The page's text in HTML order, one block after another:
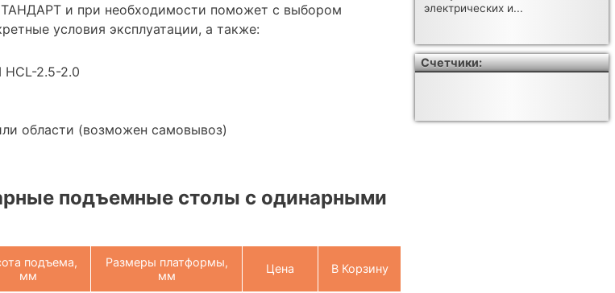
и при необходимости поможет с выбором
условия эксплуатации, а также:
HCL-2.5-2.0
области (возможен самовывоз)
подъемные столы с одинарными
подъема,
мм
Размеры платформы,
мм
Цена В Корзину
электрических и...
Счетчики: